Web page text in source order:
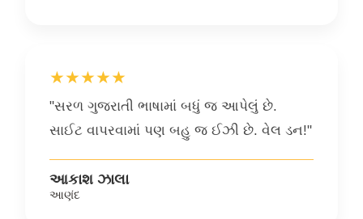
★★★★★
"સરળ ગુજરાતી ભાષામાં બધું જ આપેલું છે.
સાઈટ વાપરવામાં પણ બહુ જ ઈઝી છે. વેલ ડન!"
આકાશ ઝાલા
આણંદ